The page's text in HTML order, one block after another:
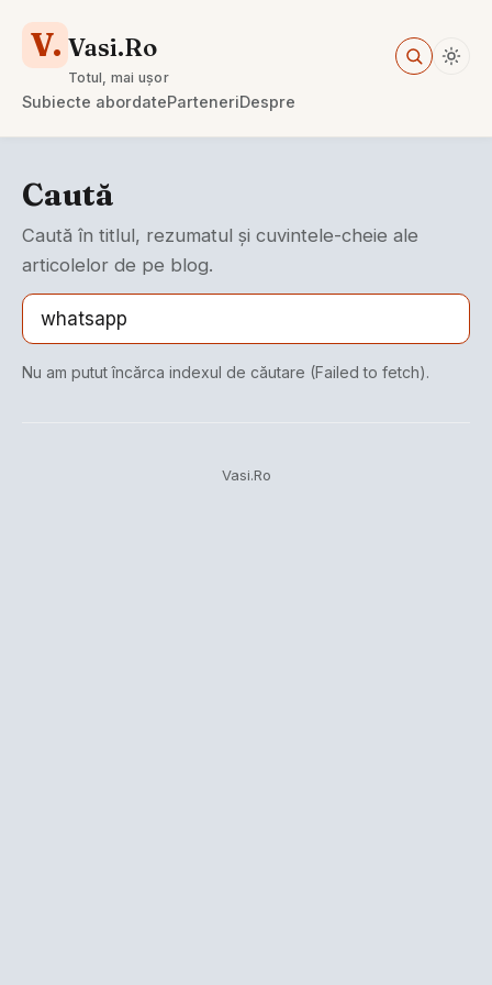
V. Vasi.Ro
Totul, mai ușor
Subiecte abordateParteneriDespre
Caută
Caută în titlul, rezumatul și cuvintele-cheie ale
articolelor de pe blog.
Nu am putut încărca indexul de căutare (Failed to fetch).
Vasi.Ro